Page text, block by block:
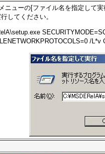
ニューの[ファイル名を指定して
してください。
/L*v